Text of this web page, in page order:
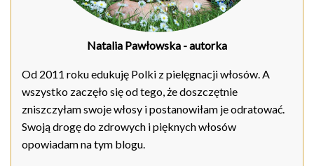
Natalia Pawłowska - autorka
Od 2011 roku edukuję Polki z pielęgnacji włosów. A
wszystko zaczęło się od tego, że doszczętnie
zniszczyłam swoje włosy i postanowiłam je odratować.
Swoją drogę do zdrowych i pięknych włosów
opowiadam na tym blogu.